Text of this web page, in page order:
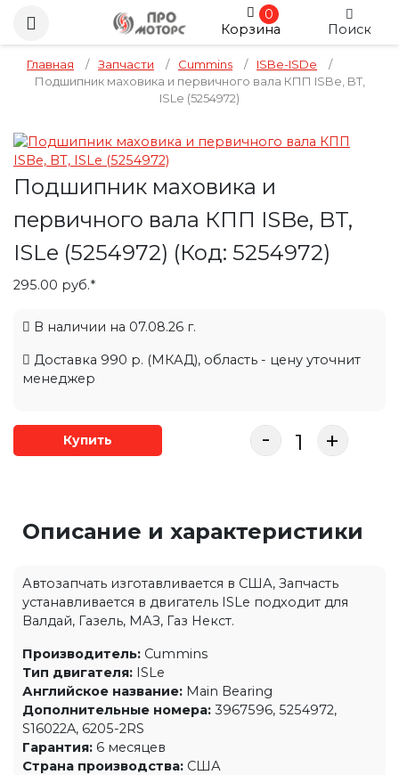
0
Корзина
Поиск
Главная / Запчасти / Cummins / ISBe-ISDe
/
Подшипник маховика и первичного вала КПП ISBe, BT,
ISLe (5254972)
Подшипник маховика и
первичного вала КПП ISBe, BT,
ISLe (5254972) (Код: 5254972)
295.00 руб.*
В наличии на 07.08.26 г.
Доставка 990 р. (МКАД), область - цену уточнит
менеджер
Купить - +
Описание и характеристики
Автозапчать изготавливается в США, Запчасть
устанавливается в двигатель ISLe подходит для
Валдай, Газель, МАЗ, Газ Некст.
Производитель: Cummins
Тип двигателя: ISLe
Английское название: Main Bearing
Дополнительные номера: 3967596, 5254972,
S16022A, 6205-2RS
Гарантия: 6 месяцев
Страна производства: США